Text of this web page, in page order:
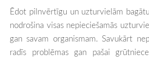
Ēdot pilnvērtīgu un uzturvielām
nodrošina visas nepieciešamās
gan savam organismam. Savukārt
radīs problēmas gan pašai